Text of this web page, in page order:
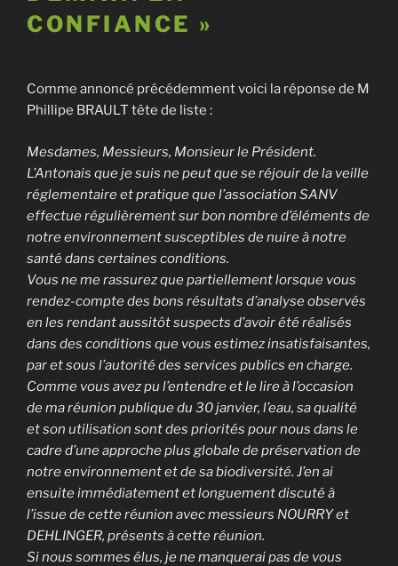
CONFIANCE »
Comme annoncé précédemment voici la réponse de M
Phillipe BRAULT tête de liste :
Mesdames, Messieurs, Monsieur le Président.
L’Antonais que je suis ne peut que se réjouir de la veille
réglementaire et pratique que l’association SANV
effectue régulièrement sur bon nombre d’éléments de
notre environnement susceptibles de nuire à notre
santé dans certaines conditions.
Vous ne me rassurez que partiellement lorsque vous
rendez-compte des bons résultats d’analyse observés
en les rendant aussitôt suspects d’avoir été réalisés
dans des conditions que vous estimez insatisfaisantes,
par et sous l’autorité des services publics en charge.
Comme vous avez pu l’entendre et le lire à l’occasion
de ma réunion publique du 30 janvier, l’eau, sa qualité
et son utilisation sont des priorités pour nous dans le
cadre d’une approche plus globale de préservation de
notre environnement et de sa biodiversité. J’en ai
ensuite immédiatement et longuement discuté à
l’issue de cette réunion avec messieurs NOURRY et
DEHLINGER, présents à cette réunion.
Si nous sommes élus, je ne manquerai pas de vous